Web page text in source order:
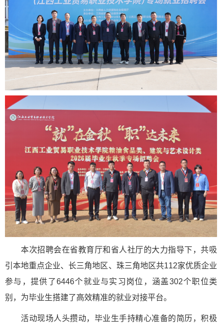
本次招聘会在省教育厅和省人社厅的大力指导下，共吸
引本地重点企业、长三角地区、珠三角地区共112家优质企业
参与，提供了6446个就业与实习岗位，涵盖302个职位类
别，为毕业生搭建了高效精准的就业对接平台。
活动现场人头攒动，毕业生手持精心准备的简历，积极